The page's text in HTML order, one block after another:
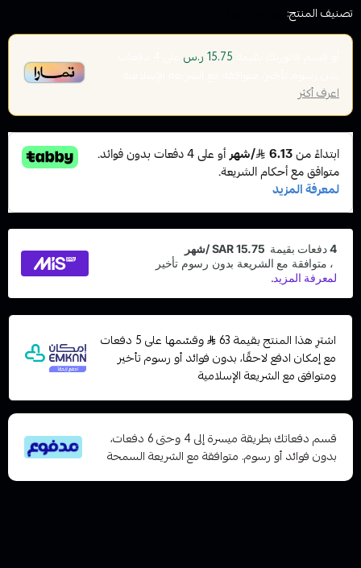
تصنيف المنتج:
15.75 ر.س
اعرف أكثر
اشترِ هذا المنتج بقيمة 63
وقسّمها على 5 دفعات
مع إمكان ادفع لاحقًا، بدون فوائد أو رسوم تأخير
ومتوافق مع الشريعة الإسلامية
قسم دفعاتك بطريقة ميسرة إلى 4 وحتى 6 دفعات،
بدون فوائد أو رسوم. متوافقة مع الشريعة السمحة